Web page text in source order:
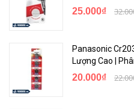
25.000₫
Panasonic
Lượng Cao |
20.000₫